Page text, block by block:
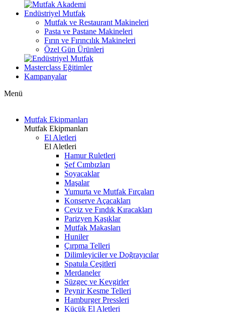
Endüstriyel Mutfak
Mutfak ve Restaurant Makineleri
Pasta ve Pastane Makineleri
Fırın ve Fırıncılık Makineleri
Özel Gün Ürünleri
Masterclass Eğitimler
Kampanyalar
Menü
Mutfak Ekipmanları
Mutfak Ekipmanları
El Aletleri
El Aletleri
Hamur Ruletleri
Şef Cımbızları
Soyacaklar
Maşalar
Yumurta ve Mutfak Fırçaları
Konserve Açacakları
Ceviz ve Fındık Kıracakları
Parizyen Kaşıklar
Mutfak Makasları
Huniler
Çırpma Telleri
Dilimleyiciler ve Doğrayıcılar
Spatula Çeşitleri
Merdaneler
Süzgeç ve Kevgirler
Peynir Kesme Telleri
Hamburger Pressleri
Küçük El Aletleri